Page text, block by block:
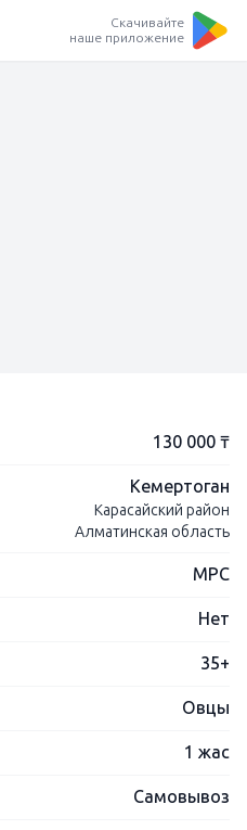
Скачивайте
наше приложение
130 000 ₸
Кемертоган
Карасайский район
Алматинская область
МРС
Нет
35+
Овцы
1 жас
Самовывоз